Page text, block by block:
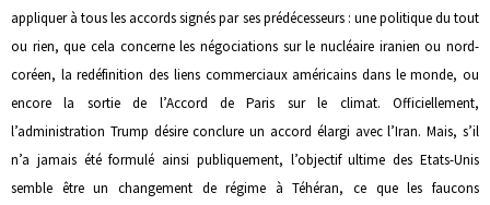
appliquer à tous les accords signés par ses prédécesseurs : une politique du tout
ou rien, que cela concerne les négociations sur le nucléaire iranien ou nord-
coréen, la redéfinition des liens commerciaux américains dans le monde, ou
encore la sortie de l’Accord de Paris sur le climat. Officiellement,
l’administration Trump désire conclure un accord élargi avec l’Iran. Mais, s’il
n’a jamais été formulé ainsi publiquement, l’objectif ultime des Etats-Unis
semble être un changement de régime à Téhéran, ce que les faucons